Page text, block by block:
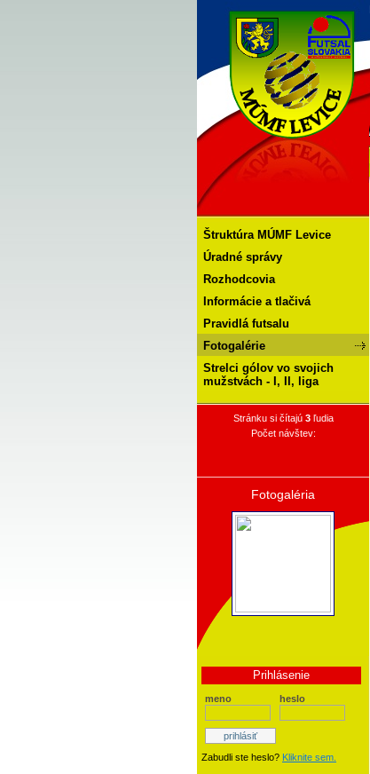
Štruktúra MÚMF Levice
Úradné správy
Rozhodcovia
Informácie a tlačivá
Pravidlá futsalu
Fotogalérie
Strelci gólov vo svojich
mužstvách - I, II, liga
Stránku si čítajú 3ľudia
Počet návštev:
Fotogaléria
Prihlásenie
meno heslo
Zabudli ste heslo? Kliknite sem.